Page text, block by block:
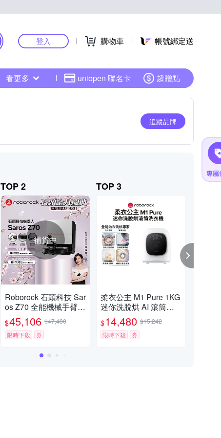
登入 購物車 帳號綁定送
看更多 uniopen 聯名卡 超贈點
追蹤品牌
TOP 2
補貨中
Roborock 石頭科技 Sar
os Z70 全能機械手臂旗
艦掃拖王者(機械手臂/
零纏繞/22000Pa/7.98
超薄/80度熱洗)
$45,106 $47,480
限時下殺
券
TOP 3
柔衣公主 M1 Pure 1KG
迷你洗脫烘 AI 滾筒洗
衣機 不含安裝 (特漬洗/
立體柔烘/母嬰認證/UV
C殺菌) Roborock石頭
$14,480 $15,242
限時下殺
券